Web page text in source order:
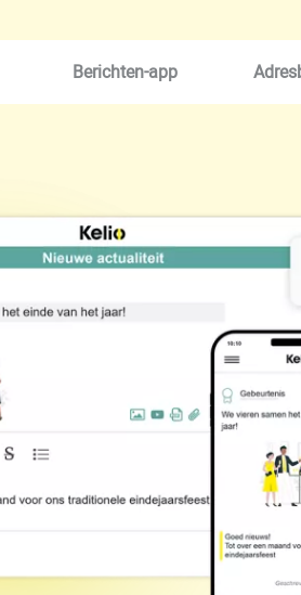
Berichten-app